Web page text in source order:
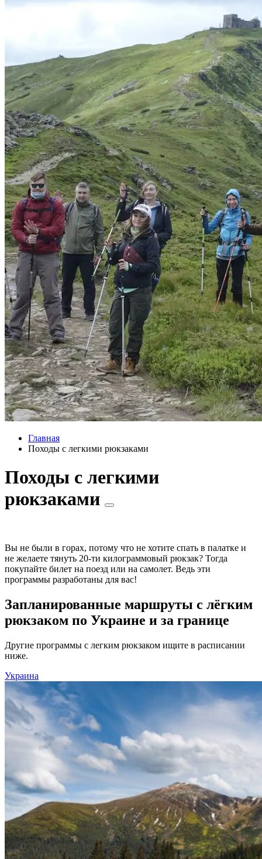
Главная
Походы с легкими рюкзаками
Походы с легкими
рюкзаками
Вы не были в горах, потому что не хотите спать в палатке и
не желаете тянуть 20-ти килограммовый рюкзак? Тогда
покупайте билет на поезд или на самолет. Ведь эти
программы разработаны для вас!
Запланированные маршруты с лёгким
рюкзаком по Украине и за границе
Другие программы с легким рюкзаком ищите в расписании
ниже.
Украина